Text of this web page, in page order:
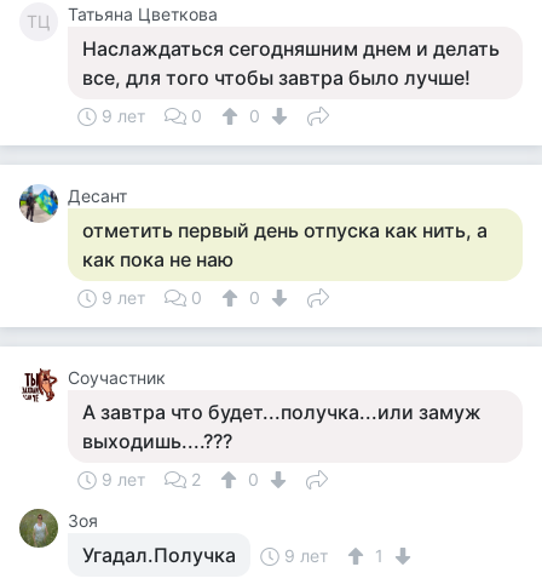
ТЦ Татьяна Цветкова
Наслаждаться сегодняшним днем и делать
все, для того чтобы завтра было лучше!
9 лет 0 0
Десант
отметить первый день отпуска как нить, а
как пока не наю
9 лет 0 0
Соучастник
А завтра что будет...получка...или замуж
выходишь....???
9 лет 2
0
Зоя
Угадал.Получка 9 лет 1